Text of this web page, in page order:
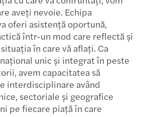
aveți nevoie. Echipa
oferi asistență oportună,
într-un mod care reflectă și
în care vă aflați. Ca
unic și integrat în peste
avem capacitatea să
interdisciplinare având
sectoriale și geografice
pe fiecare piață în care